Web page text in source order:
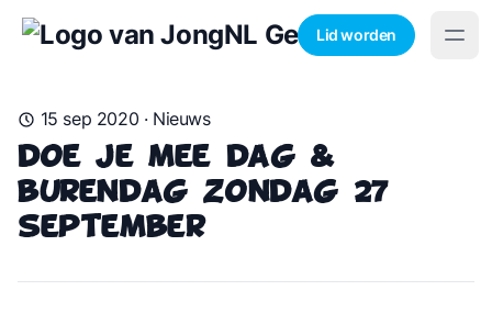
Lid worden
15 sep 2020 · Nieuws
Doe Je Mee Dag &
Burendag Zondag 27
September